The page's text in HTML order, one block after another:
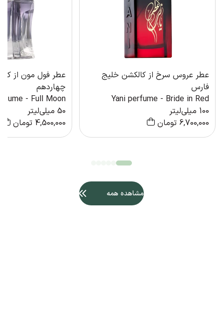
عطر عروس سرخ از کالکشن خلیج
فارس
Yani perfume - Bride in Red
100 میلی‌لیتر
6,700,000 تومان
عطر فول مون از
چهاردهم
- Full Moon
50 میلی‌لیتر
4,500,000 تومان
مشاهده همه